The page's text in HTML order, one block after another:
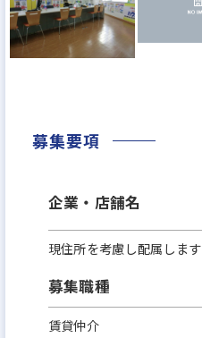
募集要項
企業・店舗名
現住所を考慮し配属します
募集職種
賃貸仲介